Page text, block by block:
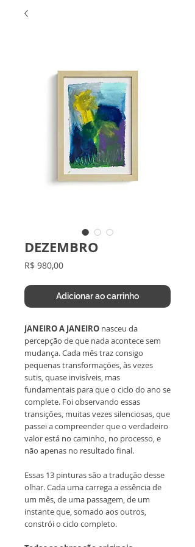
DEZEMBRO
R$ 980,00Preço
Adicionar ao carrinho
JANEIRO A JANEIRO nasceu da
percepção de que nada acontece sem
mudança. Cada mês traz consigo
pequenas transformações, às vezes
sutis, quase invisíveis, mas
fundamentais para que o ciclo do ano se
complete. Foi observando essas
transições, muitas vezes silenciosas, que
passei a compreender que o verdadeiro
valor está no caminho, no processo, e
não apenas no resultado final.
Essas 13 pinturas são a tradução desse
olhar. Cada uma carrega a essência de
um mês, de uma passagem, de um
instante que, somado aos outros,
constrói o ciclo completo.